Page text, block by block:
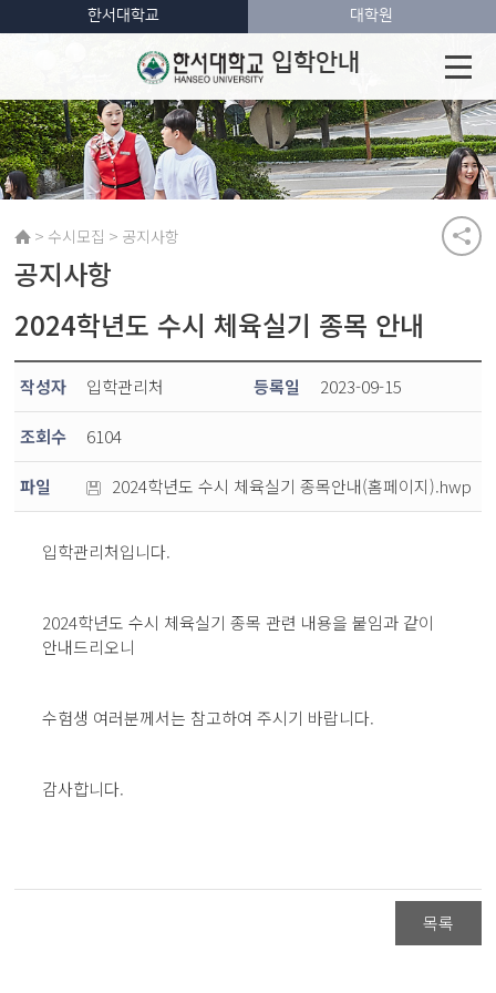
입학안내
한서대학교 대학원
> 수시모집 > 공지사항
공지사항
2024학년도 수시 체육실기 종목 안내
작성자 입학관리처 등록일 2023-09-15
조회수 6104
파일 2024학년도 수시 체육실기 종목안내(홈페이지).hwp
입학관리처입니다.
2024학년도 수시 체육실기 종목 관련 내용을 붙임과 같이
안내드리오니
수험생 여러분께서는 참고하여 주시기 바랍니다.
감사합니다.
목록